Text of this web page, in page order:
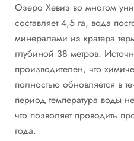
Озеро Хевиз во многом
составляет 4,5 га, вода
минералами из кратера
глубиной 38 метров.
производителен, что
полностью обновляется в
период температура воды
что позволяет проводить
года.